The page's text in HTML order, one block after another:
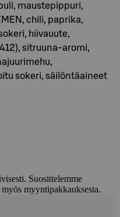
maustepippuri,
chili, paprika,
hiivauute,
sitruuna-aromi,
sokeri, säilöntäaineet
Suosittelemme
myyntipakkauksesta.